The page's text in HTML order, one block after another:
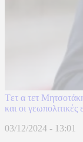
Tετ α τετ
και οι γεωπολιτικές
03/12/2024 - 13:01